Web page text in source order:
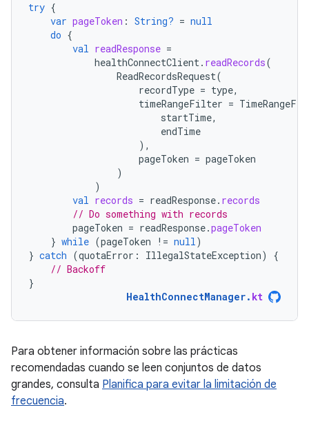
try {
var pageToken : String? = null
do {
val readResponse =
healthConnectClient. readRecords(
ReadRecordsRequest(
recordType = type,
timeRangeFilter =
startTime,
endTime
),
pageToken = pageToken
)
)
val records = readResponse. records
// Do something with records
pageToken = readResponse.pageToken
} while (pageToken != null)
} catch (quotaError : IllegalStateException)
{
// Backoff
}
HealthConnectManager. kt
Para obtener información sobre las prácticas
recomendadas cuando se leen conjuntos de datos
grandes, consulta Planifica para evitar la limitación de
frecuencia.